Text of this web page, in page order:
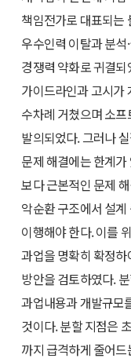
책임전가로 대표되는
우수인력 이탈과 분석
경쟁력 약화로 귀결
가이드라인과 고시가
수차례 거쳤으며 소
발의되었다. 그러나
문제 해결에는 한계가
보다 근본적인 문제
악순환 구조에서 설
이행해야 한다. 이를
과업을 명확히 확정
방안을 검토하였다.
과업내용과 개발규모
것이다. 분할 지점은
까지 급격하게 줄어